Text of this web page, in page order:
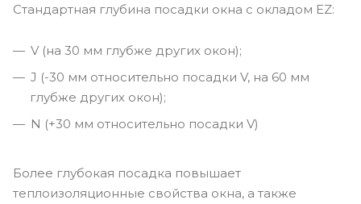
Стандартная глубина посадки окна с окладом EZ:
V (на 30 мм глубже других окон);
J (-30 мм относительно посадки V, на 60 мм
глубже других окон);
N (+30 мм относительно посадки V)
Более глубокая посадка повышает
теплоизоляционные свойства окна, а также